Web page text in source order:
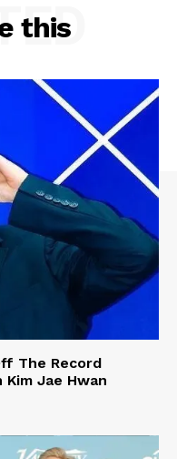
this
The Record
Jae Hwan